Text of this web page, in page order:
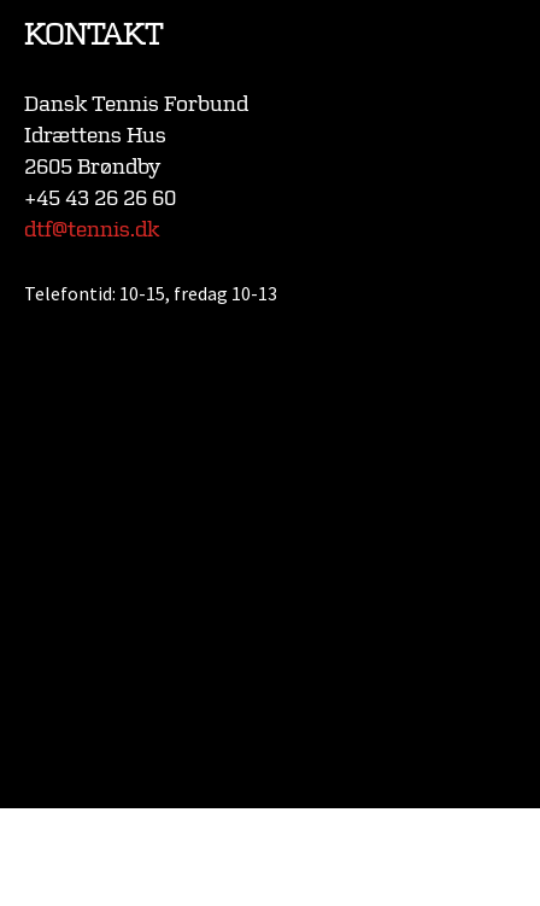
KONTAKT
Dansk Tennis Forbund
Idrættens Hus
2605 Brøndby
+45 43 26 26 60
dtf@tennis.dk
Telefontid: 10-15, fredag 10-13